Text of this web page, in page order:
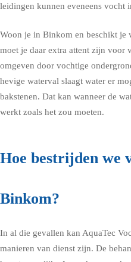
leidingen kunnen eveneens vocht
Woon je in Binkom en beschikt je
moet je daar extra attent zijn voor
omgeven door vochtige
hevige waterval slaagt water er
bakstenen. Dat kan wanneer de
werkt zoals het zou moeten.
Hoe bestrijden we
Binkom?
In al die gevallen kan AquaTec
manieren van dienst zijn. De